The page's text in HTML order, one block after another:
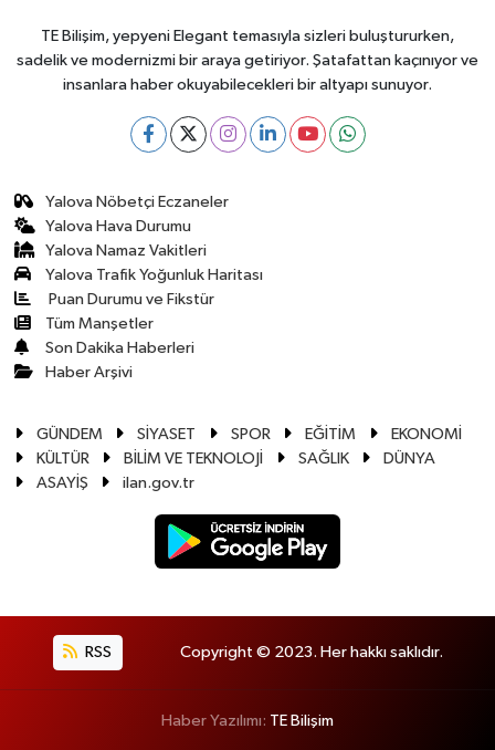
TE Bilişim, yepyeni Elegant temasıyla sizleri buluştururken,
sadelik ve modernizmi bir araya getiriyor. Şatafattan kaçınıyor ve
insanlara haber okuyabilecekleri bir altyapı sunuyor.
Yalova Nöbetçi Eczaneler
Yalova Hava Durumu
Yalova Namaz Vakitleri
Yalova Trafik Yoğunluk Haritası
Puan Durumu ve Fikstür
Tüm Manşetler
Son Dakika Haberleri
Haber Arşivi
GÜNDEM SİYASET SPOR EĞİTİM
EKONOMİ
KÜLTÜR
BİLİM VE TEKNOLOJİ SAĞLIK
DÜNYA
ASAYİŞ
ilan.gov.tr
RSS Copyright © 2023. Her hakkı saklıdır.
Haber Yazılımı: TE Bilişim